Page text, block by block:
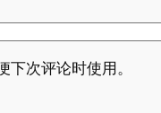
次评论时使用。